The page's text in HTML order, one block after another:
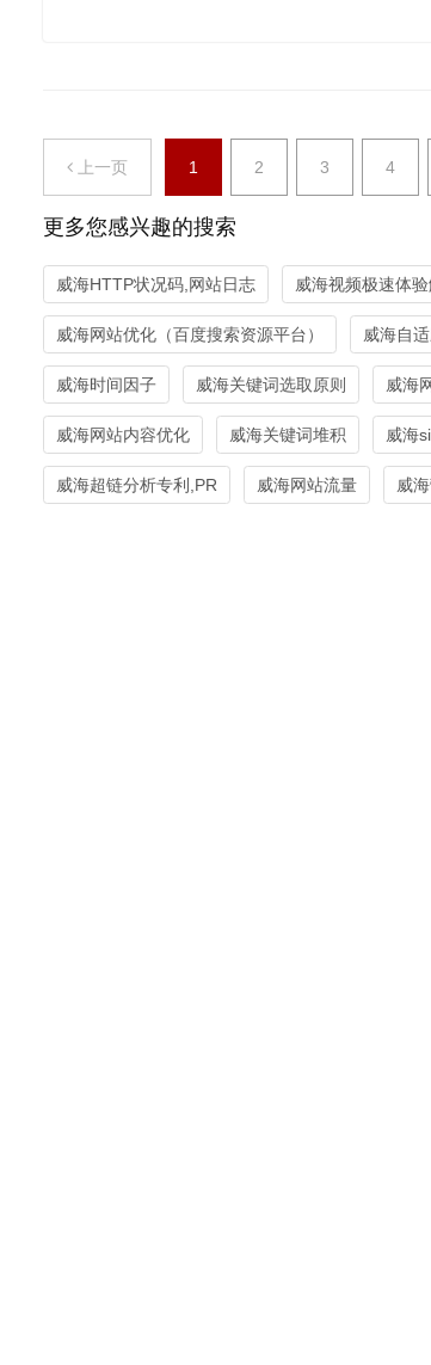
上一页 1 2 3 4
更多您感兴趣的搜索
威海HTTP状况码,网站日志 威海视频极速体
威海网站优化（百度搜索资源平台） 威海自
威海时间因子 威海关键词选取原则 威海
威海网站内容优化 威海关键词堆积 威海
威海超链分析专利,PR 威海网站流量 威